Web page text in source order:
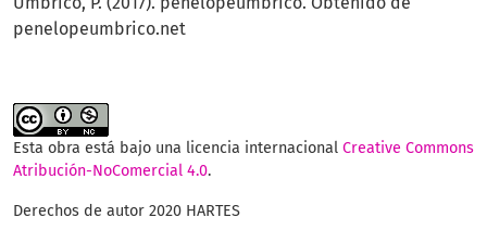
penelopeumbrico.net
Esta obra está bajo una licencia internacional Creative Commons
Atribución-NoComercial 4.0.
Derechos de autor 2020 HARTES